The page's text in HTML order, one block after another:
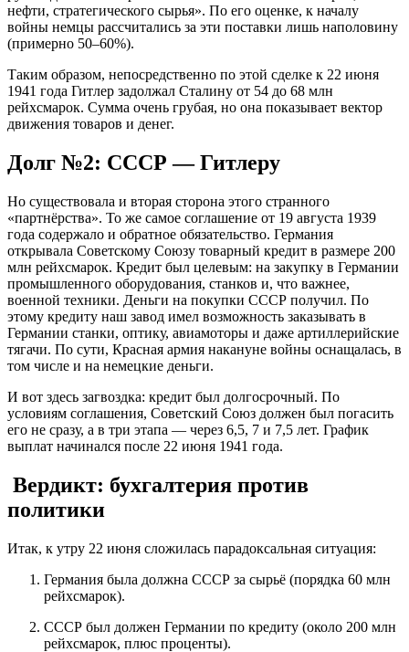
нефти, стратегического сырья». По его оценке, к началу
войны немцы рассчитались за эти поставки лишь наполовину
(примерно 50–60%).
Таким образом, непосредственно по этой сделке к 22 июня
1941 года Гитлер задолжал Сталину от 54 до 68 млн
рейхсмарок. Сумма очень грубая, но она показывает вектор
движения товаров и денег.
Долг №2: СССР — Гитлеру
Но существовала и вторая сторона этого странного
«партнёрства». То же самое соглашение от 19 августа 1939
года содержало и обратное обязательство. Германия
открывала Советскому Союзу товарный кредит в размере 200
млн рейхсмарок. Кредит был целевым: на закупку в Германии
промышленного оборудования, станков и, что важнее,
военной техники. Деньги на покупки СССР получил. По
этому кредиту наш завод имел возможность заказывать в
Германии станки, оптику, авиамоторы и даже артиллерийские
тягачи. По сути, Красная армия накануне войны оснащалась, в
том числе и на немецкие деньги.
И вот здесь загвоздка: кредит был долгосрочный. По
условиям соглашения, Советский Союз должен был погасить
его не сразу, а в три этапа — через 6,5, 7 и 7,5 лет. График
выплат начинался после 22 июня 1941 года.
Вердикт: бухгалтерия против
политики
Итак, к утру 22 июня сложилась парадоксальная ситуация:
Германия была должна СССР за сырьё (порядка 60 млн
рейхсмарок).
СССР был должен Германии по кредиту (около 200 млн
рейхсмарок, плюс проценты).